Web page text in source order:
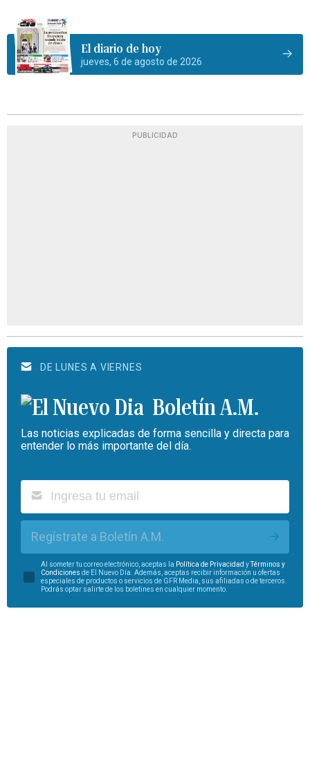
El diario de hoy
jueves, 6 de agosto de 2026
PUBLICIDAD
DE LUNES A VIERNES
Boletín A.M.
Las noticias explicadas de forma sencilla y directa para
entender lo más importante del día.
Regístrate a Boletín A.M.
Al someter tu correo electrónico, aceptas la Política de Privacidad yTérminos y
Condiciones de El Nuevo Día. Además, aceptas recibir información u ofertas
especiales de productos o servicios de GFR Media, sus afiliadas o de terceros.
Podrás optar salirte de los boletines en cualquier momento.